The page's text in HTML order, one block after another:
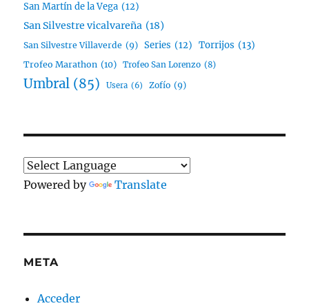
San Martín de la Vega (12)
San Silvestre vicalvareña (18)
San Silvestre Villaverde (9) Series (12) Torrijos (13)
Trofeo Marathon (10) Trofeo San Lorenzo (8)
Umbral (85) Usera (6) Zofío (9)
Powered by Translate
META
Acceder